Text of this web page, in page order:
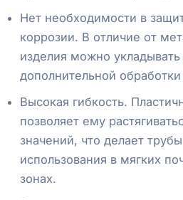
Нет необходимости в
коррозии. В отличие от
изделия можно укладывать
дополнительной
Высокая гибкость.
позволяет ему
значений, что делает
использования в мягких
зонах.